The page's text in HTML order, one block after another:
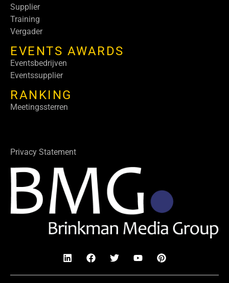
Supplier
Training
Vergader
EVENTS AWARDS
Eventsbedrijven
Eventssupplier
RANKING
Meetingssterren
Privacy Statement